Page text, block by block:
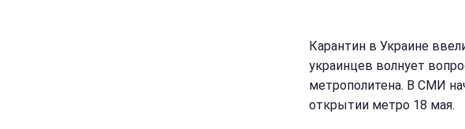
Карантин в Украине
украинцев волнует
метрополитена. В СМИ
открытии метро 18 мая.